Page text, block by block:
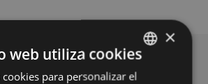
BASQUE
×
web utiliza cookies
para personalizar el